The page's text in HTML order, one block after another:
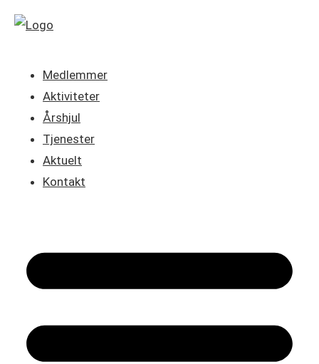
Medlemmer
Aktiviteter
Årshjul
Tjenester
Aktuelt
Kontakt